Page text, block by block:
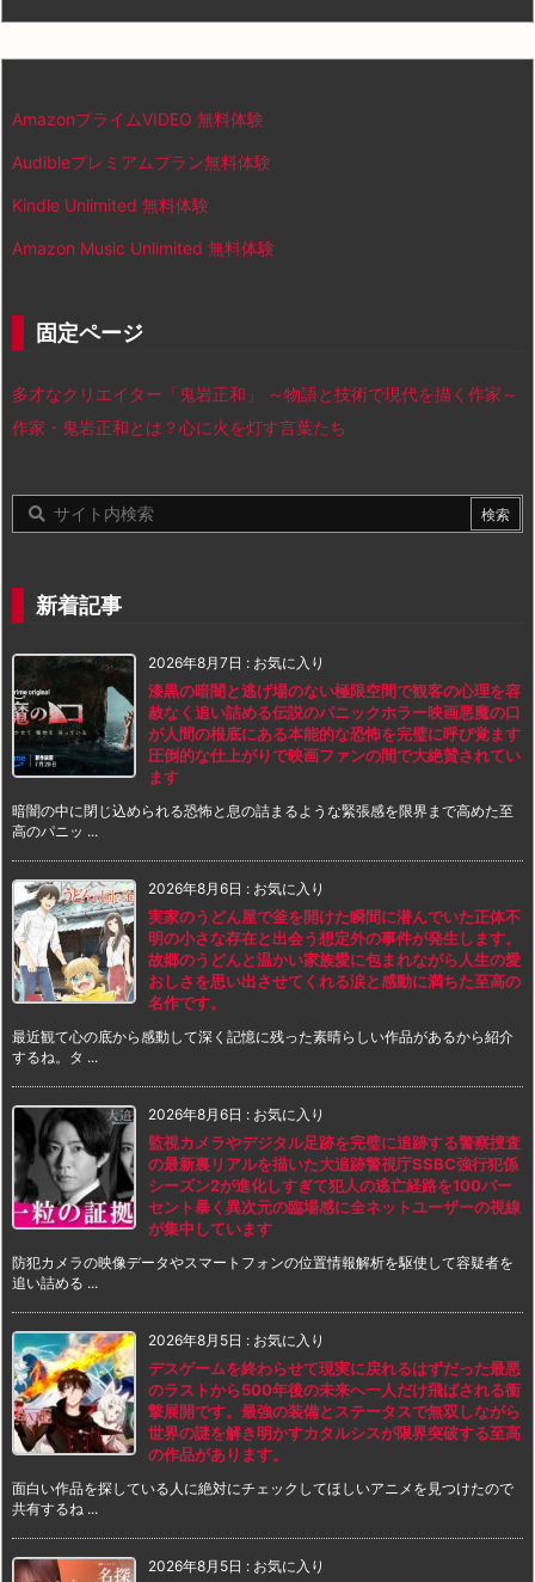
AmazonプライムVIDEO 無料体験
Audibleプレミアムプラン無料体験
Kindle Unlimited 無料体験
Amazon Music Unlimited 無料体験
固定ページ
多才なクリエイター「鬼岩正和」 ～物語と技術で現代を描く作家～
作家・鬼岩正和とは？心に火を灯す言葉たち
新着記事
2026年8月7日 : お気に入り
漆黒の暗闇と逃げ場のない極限空間で観客の心理を容
赦なく追い詰める伝説のパニックホラー映画悪魔の口
が人間の根底にある本能的な恐怖を完璧に呼び覚ます
圧倒的な仕上がりで映画ファンの間で大絶賛されてい
ます
暗闇の中に閉じ込められる恐怖と息の詰まるような緊張感を限界まで高めた至
高のパニッ ...
2026年8月6日 : お気に入り
実家のうどん屋で釜を開けた瞬間に潜んでいた正体不
明の小さな存在と出会う想定外の事件が発生します。
故郷のうどんと温かい家族愛に包まれながら人生の愛
おしさを思い出させてくれる涙と感動に満ちた至高の
名作です。
最近観て心の底から感動して深く記憶に残った素晴らしい作品があるから紹介
するね。タ ...
2026年8月6日 : お気に入り
監視カメラやデジタル足跡を完璧に追跡する警察捜査
の最新裏リアルを描いた大追跡警視庁SSBC強行犯係
シーズン2が進化しすぎて犯人の逃亡経路を100パー
セント暴く異次元の臨場感に全ネットユーザーの視線
が集中しています
防犯カメラの映像データやスマートフォンの位置情報解析を駆使して容疑者を
追い詰める ...
2026年8月5日 : お気に入り
デスゲームを終わらせて現実に戻れるはずだった最悪
のラストから500年後の未来へ一人だけ飛ばされる衝
撃展開です。最強の装備とステータスで無双しながら
世界の謎を解き明かすカタルシスが限界突破する至高
の作品があります。
面白い作品を探している人に絶対にチェックしてほしいアニメを見つけたので
共有するね ...
2026年8月5日 : お気に入り